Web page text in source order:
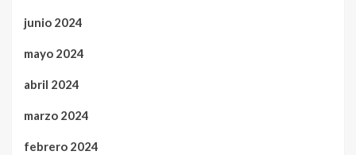
junio 2024
mayo 2024
abril 2024
marzo 2024
febrero 2024